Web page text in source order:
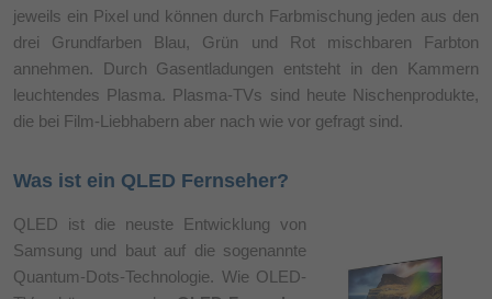
jeweils ein Pixel und können durch Farbmischung jeden aus den
drei Grundfarben Blau, Grün und Rot mischbaren Farbton
annehmen. Durch Gasentladungen entsteht in den Kammern
leuchtendes Plasma. Plasma-TVs sind heute Nischenprodukte,
die bei Film-Liebhabern aber nach wie vor gefragt sind.
Was ist ein QLED Fernseher?
QLED ist die neuste Entwicklung von
Samsung und baut auf die sogenannte
Quantum-Dots-Technologie. Wie OLED-